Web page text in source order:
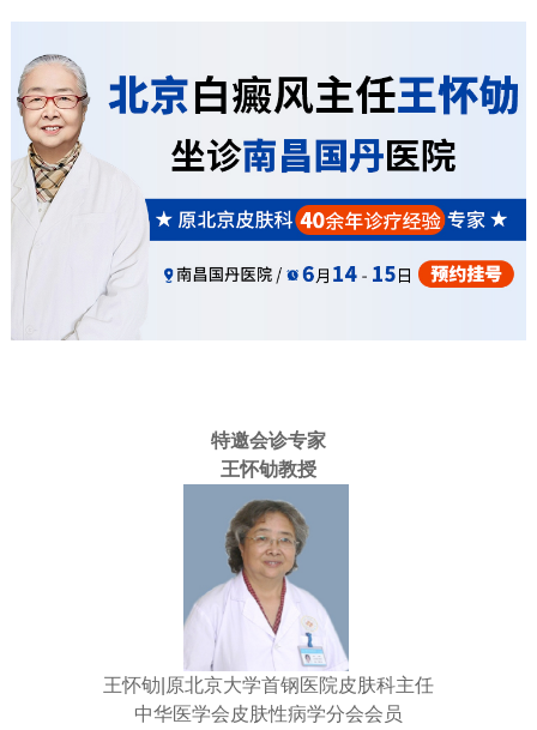
特邀会诊专家
王怀劬教授
王怀劬|原北京大学首钢医院皮肤科主任
中华医学会皮肤性病学分会会员